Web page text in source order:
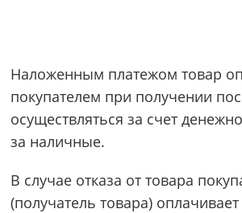
Наложенным платежом товар
покупателем при получении
осуществляться за счет
за наличные.
В случае отказа от товара
(получатель товара)